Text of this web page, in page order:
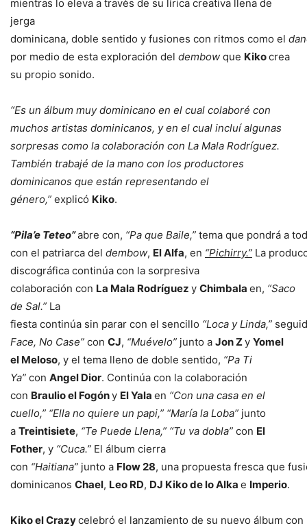
mientras lo eleva a través de su lírica creativa llena de
jerga
dominicana, doble sentido y fusiones con ritmos como el
por medio de esta exploración del dembow que Kikocrea
su propio sonido.
“Es un álbum muy dominicano en el cual colaboré con
muchos artistas dominicanos, y en el cual incluí algunas
sorpresas como la colaboración con La Mala Rodríguez.
También trabajé de la mano con los productores
dominicanos que están representando el
género,” explicó Kiko.
“Pila’e Teteo”abre con, “Pa que Baile,” tema que pondrá a
con el patriarca del dembow, El Alfa, en “Pichirry.” La
discográfica continúa con la sorpresiva
colaboración con La Mala Rodríguez y Chimbala en, “Saco
de Sal.” La
fiesta continúa sin parar con el sencillo “Loca y Linda,”
Face, No Case” con CJ, “Muévelo” junto a Jon Zy Yomel
el Meloso, y el tema lleno de doble sentido, “Pa Ti
Ya” con Angel Dior. Continúa con la colaboración
con Braulio el Fogóny El Yala en “Con una casa en el
cuello,” “Ella no quiere un papi,” “María la Loba” junto
a Treintisiete, “Te Puede Llena,” “Tu va dobla” con El
Fother, y “Cuca.” El álbum cierra
con “Haitiana” junto a Flow 28, una propuesta fresca que
dominicanos Chael, Leo RD, DJ Kiko de lo Alka e Imperio.
Kiko el Crazycelebró el lanzamiento de su nuevo álbum con